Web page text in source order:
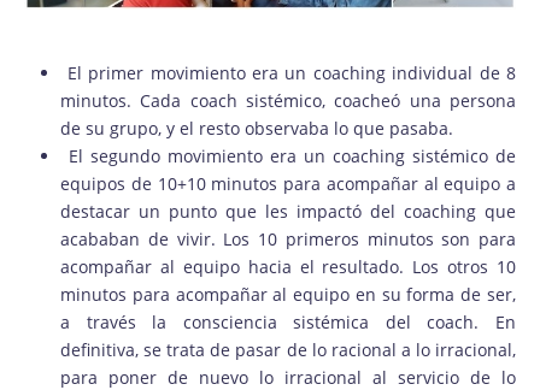
El primer movimiento era un coaching individual de 8
minutos. Cada coach sistémico, coacheó una persona
de su grupo, y el resto observaba lo que pasaba.
El segundo movimiento era un coaching sistémico de
equipos de 10+10 minutos para acompañar al equipo a
destacar un punto que les impactó del coaching que
acababan de vivir. Los 10 primeros minutos son para
acompañar al equipo hacia el resultado. Los otros 10
minutos para acompañar al equipo en su forma de ser,
a través la consciencia sistémica del coach. En
definitiva, se trata de pasar de lo racional a lo irracional,
para poner de nuevo lo irracional al servicio de lo